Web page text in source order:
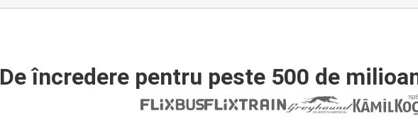
De încredere pentru peste 500 de